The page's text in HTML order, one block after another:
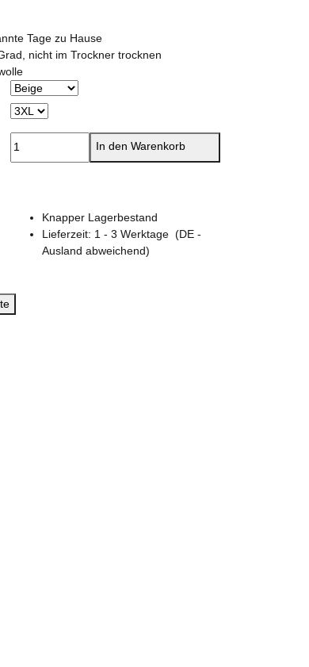
Tage zu Hause
nicht im Trockner trocknen
In den Warenkorb
Knapper Lagerbestand
Lieferzeit: 1 - 3 Werktage (DE -
Ausland abweichend)